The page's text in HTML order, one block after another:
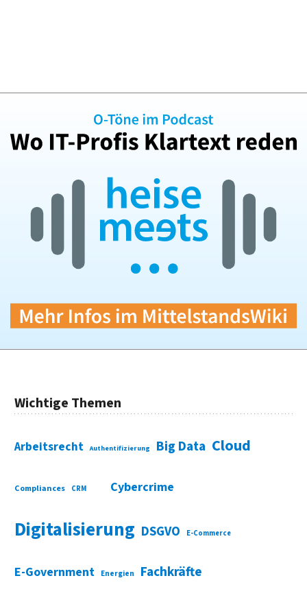
Wichtige Themen
Arbeitsrecht Authentifizierung Big Data Cloud
Compliances CRM Cybercrime
Digitalisierung DSGVO E-Commerce
E-Government Energien Fachkräfte